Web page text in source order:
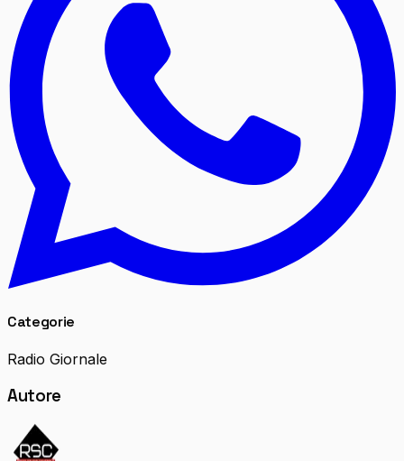
Categorie
Radio Giornale
Autore